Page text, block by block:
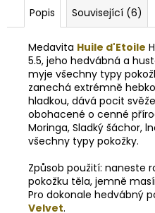
Popis Související (6)
Medavita Huile d'Etoile
5.5, jeho hedvábná a
myje všechny typy
zanechá extrémně
hladkou, dává pocit
obohacené o cenné
Moringa, Sladký šáchor,
všechny typy pokožky.
Způsob použití: naneste
pokožku těla, jemně
Pro dokonale hedvábný
Velvet.